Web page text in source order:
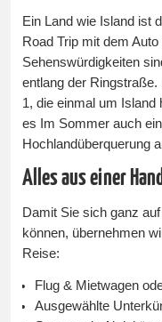
Ein Land wie Island ist
Road Trip mit dem
Sehenswürdigkeiten
entlang der
1, die einmal um Island
es Im Sommer auch
Hochlandüberquerung
Alles aus einer
Damit Sie sich ganz
können, übernehmen
Reise:
Flug & Mietwagen
Ausgewählte